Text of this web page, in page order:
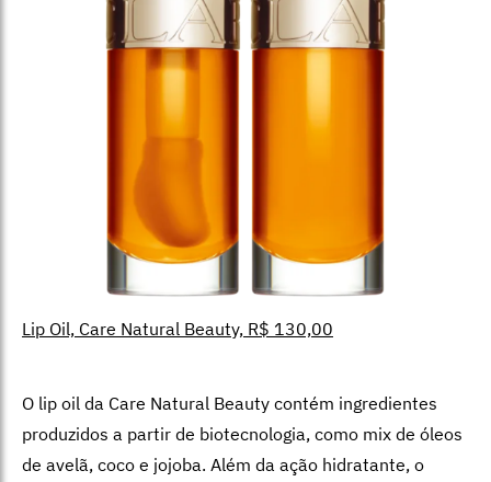
Lip Oil, Care Natural Beauty, R$ 130,00
O lip oil da Care Natural Beauty contém ingredientes
produzidos a partir de biotecnologia, como mix de óleos
de avelã, coco e jojoba. Além da ação hidratante, o